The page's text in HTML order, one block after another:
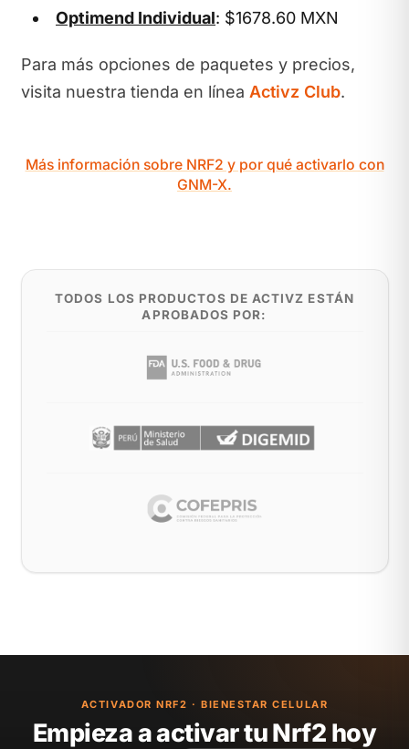
Optimend Individual: $1678.60 MXN
Para más opciones de paquetes y precios,
visita nuestra tienda en línea Activz Club.
Más información sobre NRF2 y por qué activarlo con
GNM-X.
TODOS LOS PRODUCTOS DE ACTIVZ ESTÁN
APROBADOS POR:
ACTIVADOR NRF2 · BIENESTAR CELULAR
Empieza a activar tu Nrf2 hoy